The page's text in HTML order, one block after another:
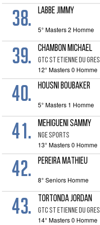
38. LABBE JIMMY
5° Masters 2 Homme
39. CHAMBON MICHAEL
GTC ST ETIENNE DU GRES
12° Masters 0 Homme
40. HOUSNI BOUBAKER
5° Masters 1 Homme
41. MEHIGUENI SAMMY
NGE SPORTS
13° Masters 0 Homme
42. PEREIRA MATHIEU
8° Seniors Homme
43. TORTONDA JORDAN
GTC ST ETIENNE DU GRES
14° Masters 0 Homme